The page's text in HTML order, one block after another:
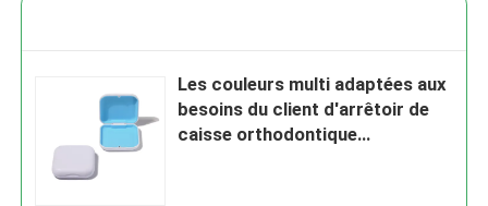
Les couleurs multi adaptées aux
besoins du client d'arrêtoir de
caisse orthodontique